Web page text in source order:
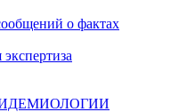
о фактах